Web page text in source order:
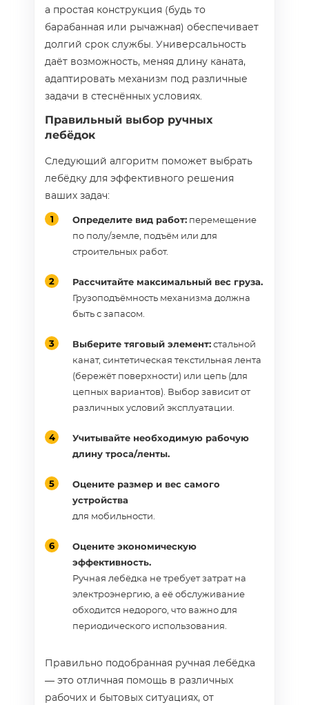
а простая конструкция (будь то
барабанная или рычажная) обеспечивает
долгий срок службы. Универсальность
даёт возможность, меняя длину каната,
адаптировать механизм под различные
задачи в стеснённых условиях.
Правильный выбор ручных
лебёдок
Следующий алгоритм поможет выбрать
лебёдку для эффективного решения
ваших задач:
Определите вид работ: перемещение
по полу/земле, подъём или для
строительных работ.
Рассчитайте максимальный вес груза.
Грузоподъёмность механизма должна
быть с запасом.
Выберите тяговый элемент: стальной
канат, синтетическая текстильная лента
(бережёт поверхности) или цепь (для
цепных вариантов). Выбор зависит от
различных условий эксплуатации.
Учитывайте необходимую рабочую
длину троса/ленты.
Оцените размер и вес самого
устройства
для мобильности.
Оцените экономическую
эффективность.
Ручная лебёдка не требует затрат на
электроэнергию, а её обслуживание
обходится недорого, что важно для
периодического использования.
Правильно подобранная ручная лебёдка
— это отличная помощь в различных
рабочих и бытовых ситуациях, от